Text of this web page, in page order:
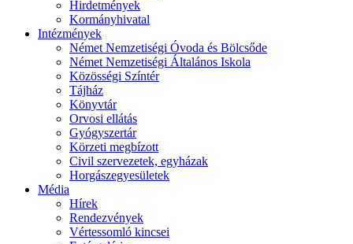
Hirdetmények
Kormányhivatal
Intézmények
Német Nemzetiségi Óvoda és Bölcsőde
Német Nemzetiségi Általános Iskola
Közösségi Színtér
Tájház
Könyvtár
Orvosi ellátás
Gyógyszertár
Körzeti megbízott
Civil szervezetek, egyházak
Horgászegyesületek
Média
Hírek
Rendezvények
Vértessomló kincsei